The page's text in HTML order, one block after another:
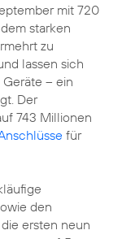
mit 720
starken
zu
lassen sich
– ein
Der
743 Millionen
für
den
ersten neun